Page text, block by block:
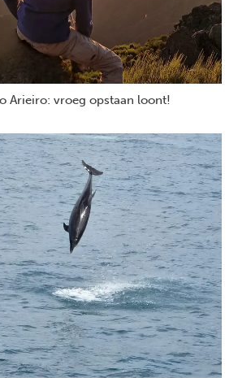
Arieiro: vroeg opstaan loont!